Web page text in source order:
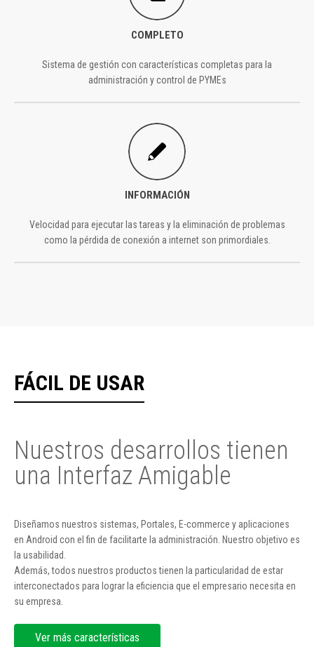
COMPLETO
Sistema de gestión con características completas para la
administración y control de PYMEs
INFORMACIÓN
Velocidad para ejecutar las tareas y la eliminación de problemas
como la pérdida de conexión a internet son primordiales.
FÁCIL DE USAR
Nuestros desarrollos tienen
una Interfaz Amigable
Diseñamos nuestros sistemas, Portales, E-commerce y aplicaciones
en Android con el fin de facilitarte la administración. Nuestro objetivo es
la usabilidad.
Además, todos nuestros productos tienen la particularidad de estar
interconectados para lograr la eficiencia que el empresario necesita en
su empresa.
Ver más características